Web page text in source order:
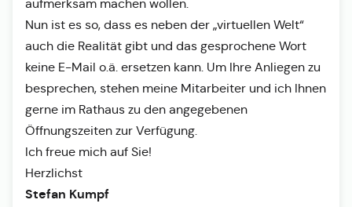
aufmerksam machen wollen.
Nun ist es so, dass es neben der „virtuellen Welt“
auch die Realität gibt und das gesprochene Wort
keine E-Mail o.ä. ersetzen kann. Um Ihre Anliegen zu
besprechen, stehen meine Mitarbeiter und ich Ihnen
gerne im Rathaus zu den angegebenen
Öffnungszeiten zur Verfügung.
Ich freue mich auf Sie!
Herzlichst
Stefan Kumpf